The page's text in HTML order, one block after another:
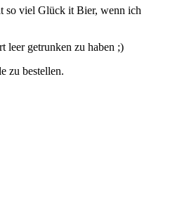
so viel Glück it Bier, wenn ich
leer getrunken zu haben ;)
zu bestellen.